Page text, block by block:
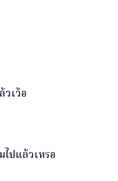
วเว้อ
ปแล้วเหรอ